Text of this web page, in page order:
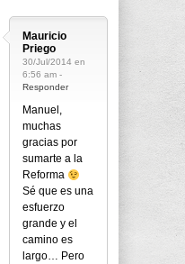
Mauricio
Priego
30/Jul/2014 en
6:56 am -
Responder
Manuel,
muchas
gracias por
sumarte a la
Reforma
Sé que es una
esfuerzo
grande y el
camino es
largo… Pero